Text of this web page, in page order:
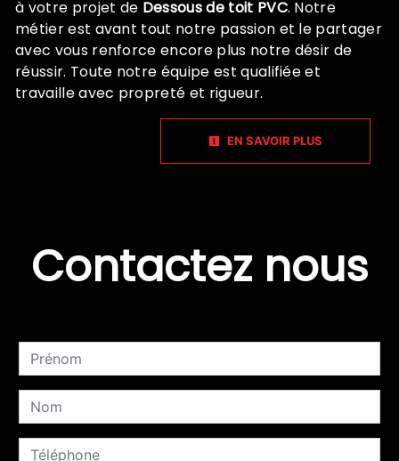
à votre projet de Dessous de toit PVC. Notre
métier est avant tout notre passion et le partager
avec vous renforce encore plus notre désir de
réussir. Toute notre équipe est qualifiée et
travaille avec propreté et rigueur.
EN SAVOIR PLUS
Contactez nous